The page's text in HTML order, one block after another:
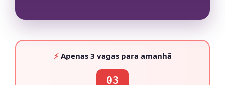
⚡Apenas 3 vagaspara amanhã
03